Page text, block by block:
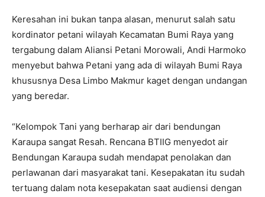
Keresahan ini bukan tanpa alasan, menurut salah satu
kordinator petani wilayah Kecamatan Bumi Raya yang
tergabung dalam Aliansi Petani Morowali, Andi Harmoko
menyebut bahwa Petani yang ada di wilayah Bumi Raya
khususnya Desa Limbo Makmur kaget dengan undangan
yang beredar.
“Kelompok Tani yang berharap air dari bendungan
Karaupa sangat Resah. Rencana BTIIG menyedot air
Bendungan Karaupa sudah mendapat penolakan dan
perlawanan dari masyarakat tani. Kesepakatan itu sudah
tertuang dalam nota kesepakatan saat audiensi dengan